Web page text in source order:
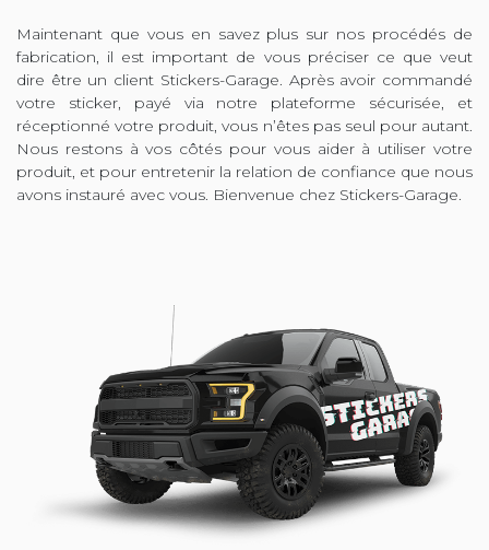
Maintenant que vous en savez plus sur nos procédés de
fabrication, il est important de vous préciser ce que veut
dire être un client Stickers-Garage. Après avoir commandé
votre sticker, payé via notre plateforme sécurisée, et
réceptionné votre produit, vous n’êtes pas seul pour autant.
Nous restons à vos côtés pour vous aider à utiliser votre
produit, et pour entretenir la relation de confiance que nous
avons instauré avec vous. Bienvenue chez Stickers-Garage.